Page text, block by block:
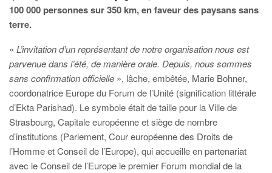
100 000 personnes sur 350 km, en faveur des paysans sans
terre.
« L’invitation d’un représentant de notre organisation nous est
parvenue dans l’été, de manière orale. Depuis, nous sommes
sans confirmation officielle », lâche, embêtée, Marie Bohner,
coordonatrice Europe du Forum de l’Unité (signification littérale
d’Ekta Parishad). Le symbole était de taille pour la Ville de
Strasbourg, Capitale européenne et siège de nombre
d’institutions (Parlement, Cour européenne des Droits de
l’Homme et Conseil de l’Europe), qui accueille en partenariat
avec le Conseil de l’Europe le premier Forum mondial de la